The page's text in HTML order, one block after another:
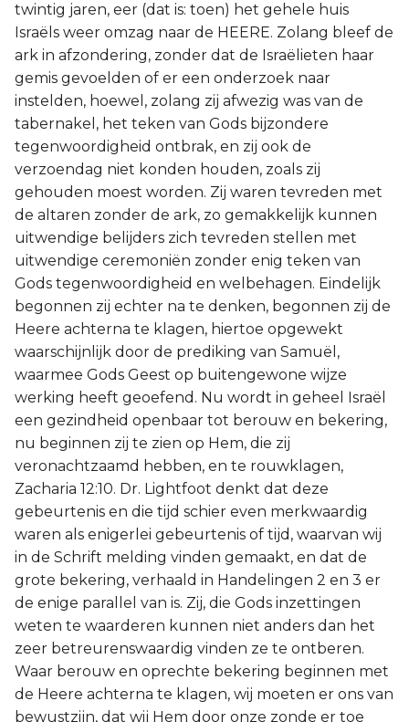
twintig jaren, eer (dat is: toen) het gehele huis
Israëls weer omzag naar de HEERE. Zolang bleef de
ark in afzondering, zonder dat de Israëlieten haar
gemis gevoelden of er een onderzoek naar
instelden, hoewel, zolang zij afwezig was van de
tabernakel, het teken van Gods bijzondere
tegenwoordigheid ontbrak, en zij ook de
verzoendag niet konden houden, zoals zij
gehouden moest worden. Zij waren tevreden met
de altaren zonder de ark, zo gemakkelijk kunnen
uitwendige belijders zich tevreden stellen met
uitwendige ceremoniën zonder enig teken van
Gods tegenwoordigheid en welbehagen. Eindelijk
begonnen zij echter na te denken, begonnen zij de
Heere achterna te klagen, hiertoe opgewekt
waarschijnlijk door de prediking van Samuël,
waarmee Gods Geest op buitengewone wijze
werking heeft geoefend. Nu wordt in geheel Israël
een gezindheid openbaar tot berouw en bekering,
nu beginnen zij te zien op Hem, die zij
veronachtzaamd hebben, en te rouwklagen,
Zacharia 12:10. Dr. Lightfoot denkt dat deze
gebeurtenis en die tijd schier even merkwaardig
waren als enigerlei gebeurtenis of tijd, waarvan wij
in de Schrift melding vinden gemaakt, en dat de
grote bekering, verhaald in Handelingen 2 en 3 er
de enige parallel van is. Zij, die Gods inzettingen
weten te waarderen kunnen niet anders dan het
zeer betreurenswaardig vinden ze te ontberen.
Waar berouw en oprechte bekering beginnen met
de Heere achterna te klagen, wij moeten er ons van
bewustzijn, dat wij Hem door onze zonde er toe